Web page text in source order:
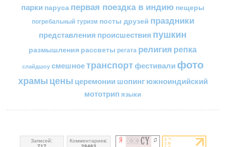
парки паруса первая поездка в индию пещеры
погребальный туризм посты друзей праздники
представления происшествия пушкин
размышления рассветы регата религия репка
слайдшоу смешноетранспортфестивали фото
храмы цены церемонии шопингюжноиндийский
мототрип языки
Записей: Комментариев: